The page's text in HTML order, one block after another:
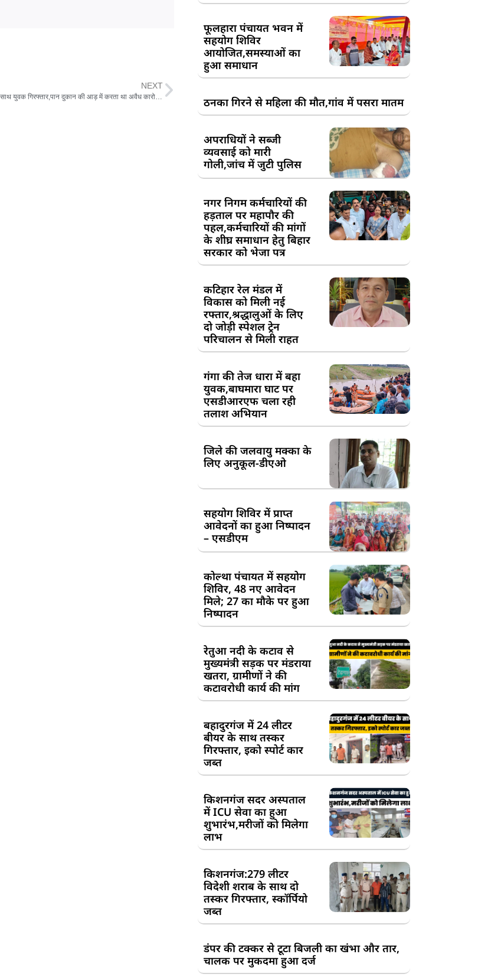
NEXT
अवैध लॉटरी टिकट के साथ युवक गिरफ्तार,पान दुकान की आड़ में करता था अवैध कारोबार
फूलहारा पंचायत भवन में
सहयोग शिविर
आयोजित,समस्याओं का
हुआ समाधान
ठनका गिरने से महिला की मौत,गांव में पसरा मातम
अपराधियों ने सब्जी
व्यवसाई को मारी
गोली,जांच में जुटी पुलिस
नगर निगम कर्मचारियों की
हड़ताल पर महापौर की
पहल,कर्मचारियों की मांगों
के शीघ्र समाधान हेतु बिहार
सरकार को भेजा पत्र
कटिहार रेल मंडल में
विकास को मिली नई
रफ्तार,श्रद्धालुओं के लिए
दो जोड़ी स्पेशल ट्रेन
परिचालन से मिली राहत
गंगा की तेज धारा में बहा
युवक,बाघमारा घाट पर
एसडीआरएफ चला रही
तलाश अभियान
जिले की जलवायु मक्का के
लिए अनुकूल-डीएओ
सहयोग शिविर में प्राप्त
आवेदनों का हुआ निष्पादन
– एसडीएम
कोल्था पंचायत में सहयोग
शिविर, 48 नए आवेदन
मिले; 27 का मौके पर हुआ
निष्पादन
रेतुआ नदी के कटाव से
मुख्यमंत्री सड़क पर मंडराया
खतरा, ग्रामीणों ने की
कटावरोधी कार्य की मांग
बहादुरगंज में 24 लीटर
बीयर के साथ तस्कर
गिरफ्तार, इको स्पोर्ट कार
जब्त
किशनगंज सदर अस्पताल
में ICU सेवा का हुआ
शुभारंभ,मरीजों को मिलेगा
लाभ
किशनगंज:279 लीटर
विदेशी शराब के साथ दो
तस्कर गिरफ्तार, स्कॉर्पियो
जब्त
डंपर की टक्कर से टूटा बिजली का खंभा और तार,
चालक पर मुकदमा हुआ दर्ज